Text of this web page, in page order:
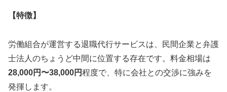
【特徴】
労働組合が運営する退職代行サービスは、民間企業と弁護
士法人のちょうど中間に位置する存在です。料金相場は
28,000円〜38,000円程度で、特に会社との交渉に強みを
発揮します。